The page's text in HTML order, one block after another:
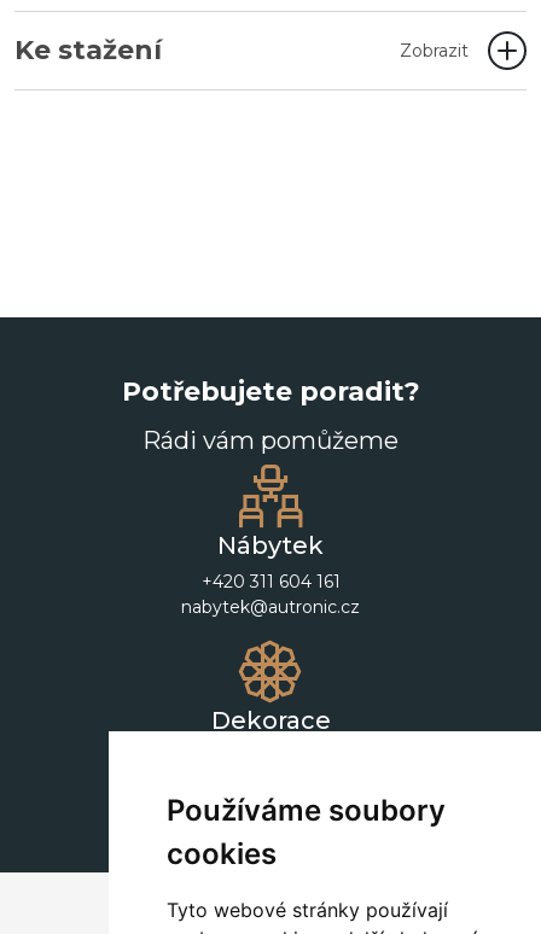
Používáme soubory
cookies
Tyto webové stránky používají
Ke stažení Zobrazit
Potřebujete poradit?
Rádi vám pomůžeme
Nábytek
+420 311 604 161
nabytek@autronic.cz
Dekorace